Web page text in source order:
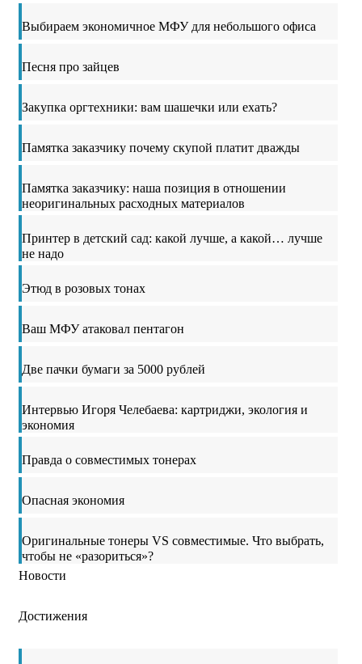
Выбираем экономичное МФУ для небольшого офиса
Песня про зайцев
Закупка оргтехники: вам шашечки или ехать?
Памятка заказчику почему скупой платит дважды
Памятка заказчику: наша позиция в отношении
неоригинальных расходных материалов
Принтер в детский сад: какой лучше, а какой… лучше
не надо
Этюд в розовых тонах
Ваш МФУ атаковал пентагон
Две пачки бумаги за 5000 рублей
Интервью Игоря Челебаева: картриджи, экология и
экономия
Правда о совместимых тонерах
Опасная экономия
Оригинальные тонеры VS совместимые. Что выбрать,
чтобы не «разориться»?
Новости
Достижения